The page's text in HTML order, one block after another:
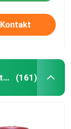
Kontakt
Hochspannungstürknauf-Kondensatoren (161)